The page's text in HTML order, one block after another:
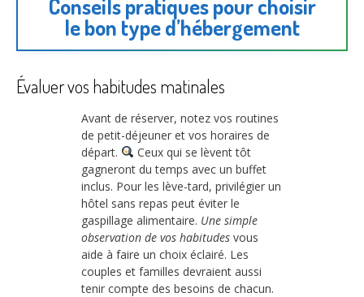
Conseils pratiques pour choisir
le bon type d’hébergement
Évaluer vos habitudes matinales
Avant de réserver, notez vos routines
de petit-déjeuner et vos horaires de
départ.
Ceux qui se lèvent tôt
gagneront du temps avec un buffet
inclus. Pour les lève-tard, privilégier un
hôtel sans repas peut éviter le
gaspillage alimentaire. Une simple
observation de vos habitudes vous
aide à faire un choix éclairé. Les
couples et familles devraient aussi
tenir compte des besoins de chacun.